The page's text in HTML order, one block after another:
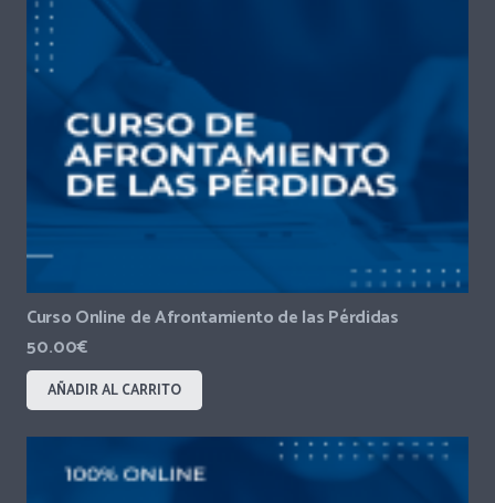
Curso Online de Afrontamiento de las Pérdidas
50.00€
AÑADIR AL CARRITO